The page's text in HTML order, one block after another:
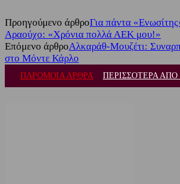
Προηγούμενο άρθροΓια πάντα
Αραούχο: «Χρόνια πολλά ΑΕΚ μου!»
Επόμενο άρθροΑλκαράθ-Μουζέτι:
στο Μόντε Κάρλο
ΠΑΡΟΜΟΙΑ ΑΡΘΡΑ ΠΕΡΙΣΣΟΤΕΡΑ